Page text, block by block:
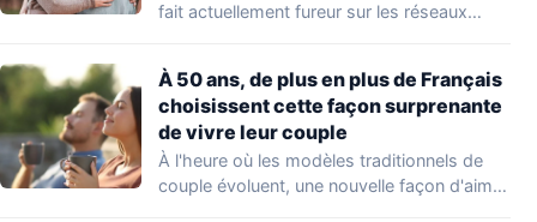
fait actuellement fureur sur les réseaux
À 50 ans, de plus en plus de Français
choisissent cette façon surprenante
de vivre leur couple
À l'heure où les modèles traditionnels de
couple évoluent, une nouvelle façon d'aimer